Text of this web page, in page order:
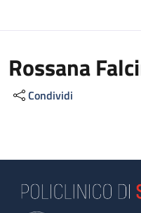
Rossana
Condividi